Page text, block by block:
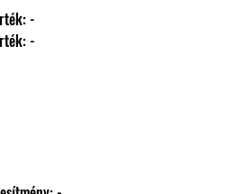
érték: -
érték: -